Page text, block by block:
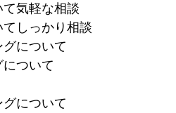
気軽な相談
しっかり相談
について
ついて
について